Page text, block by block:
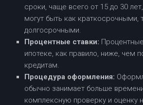
сроки, чаще всего от 15 до 30
могут быть как краткосрочными,
долгосрочными.
Процентные ставки:
ипотеке, как правило, ниже, чем
кредитам.
Процедура оформления:
обычно занимает больше
комплексную проверку и оценку